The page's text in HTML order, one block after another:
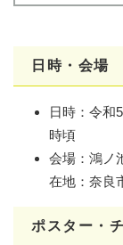
日時・会場
日時：令和
時頃
会場：鴻ノ
在地：奈良
ポスター・